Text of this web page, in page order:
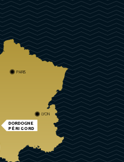
DORDOGNE
PÉRIGORD
PARIS
LYON